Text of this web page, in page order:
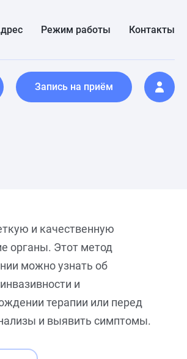
Режим работы Контакты
Запись на приём
и качественную
органы. Этот метод
можно узнать об
и
терапии или перед
и выявить симптомы.